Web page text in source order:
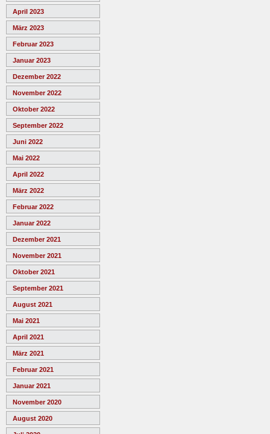
April 2023
März 2023
Februar 2023
Januar 2023
Dezember 2022
November 2022
Oktober 2022
September 2022
Juni 2022
Mai 2022
April 2022
März 2022
Februar 2022
Januar 2022
Dezember 2021
November 2021
Oktober 2021
September 2021
August 2021
Mai 2021
April 2021
März 2021
Februar 2021
Januar 2021
November 2020
August 2020